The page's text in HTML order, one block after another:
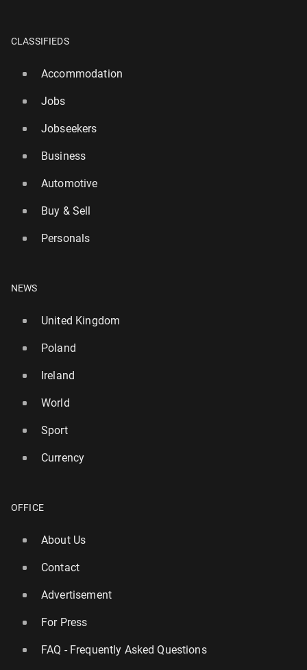
CLASSIFIEDS
Accommodation
Jobs
Jobseekers
Business
Automotive
Buy & Sell
Personals
NEWS
United Kingdom
Poland
Ireland
World
Sport
Currency
OFFICE
About Us
Contact
Advertisement
For Press
FAQ - Frequently Asked Questions